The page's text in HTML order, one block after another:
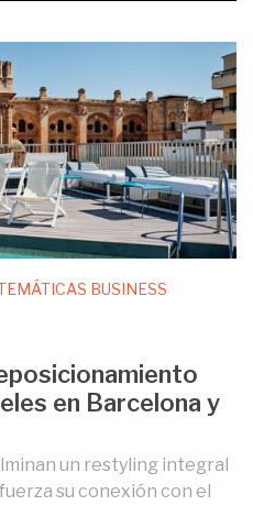
BUSINESS
en Barcelona y
un restyling integral
su conexión con el